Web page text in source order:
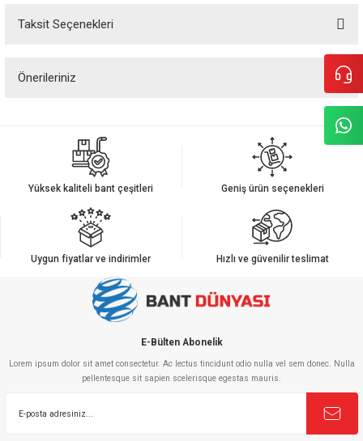
Taksit Seçenekleri
Önerileriniz
Bu ürünün fiyat bilgisi, resim, ürün açıklamalarında ve diğer konularda
Görüş ve önerileriniz için teşekkür ederiz.
Ürün açıklamasında eksik bilgiler bulunuyor.
Ürün bilgilerinde hatalar bulunuyor.
Ürün fiyatı diğer sitelerden daha pahalı.
Bu ürüne benzer farklı alternatifler olmalı.
Yüksek kaliteli bant çeşitleri Geniş ürün seçenekleri
Uygun fiyatlar ve indirimler Hızlı ve güvenilir teslimat
E-Bülten Abonelik
Lorem ipsum dolor sit amet consectetur. Ac lectus tincidunt odio nulla vel sem donec. Nulla
pellentesque sit sapien scelerisque egestas mauris.